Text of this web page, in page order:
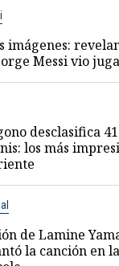
imágenes:
Messi vio
desclasifica
los más
de Lamine
la canción en